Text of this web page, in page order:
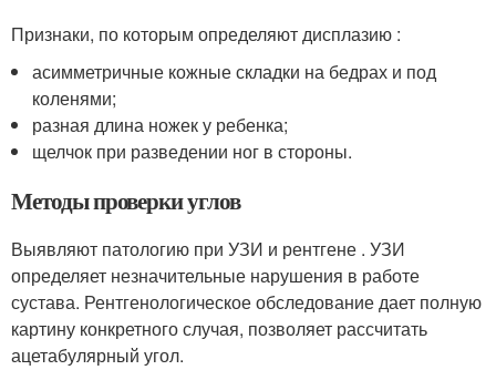
Признаки, по которым определяют дисплазию :
асимметричные кожные складки на бедрах и под
коленями;
разная длина ножек у ребенка;
щелчок при разведении ног в стороны.
Методы проверки углов
Выявляют патологию при УЗИ и рентгене . УЗИ
определяет незначительные нарушения в работе
сустава. Рентгенологическое обследование дает полную
картину конкретного случая, позволяет рассчитать
ацетабулярный угол.